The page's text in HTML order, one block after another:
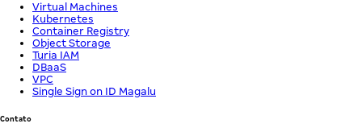
Virtual Machines
Kubernetes
Container Registry
Object Storage
Turia IAM
DBaaS
VPC
Single Sign on ID Magalu
Contato